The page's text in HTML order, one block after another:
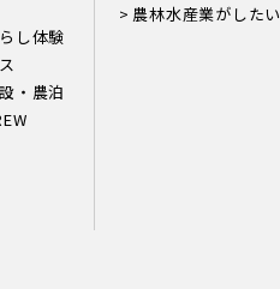
し体験
・農泊
農林水産業がしたい